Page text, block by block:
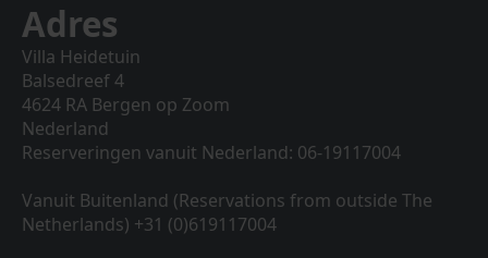
Adres
Villa Heidetuin
Balsedreef 4
4624 RA Bergen op Zoom
Nederland
Reserveringen vanuit Nederland: 06-19117004
Vanuit Buitenland (Reservations from outside The
Netherlands) +31 (0)619117004